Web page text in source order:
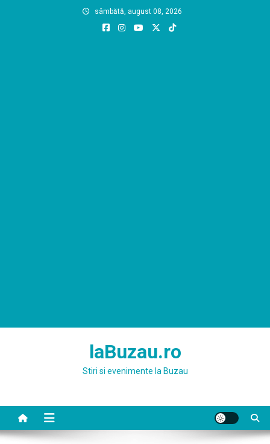
sâmbătă, august 08, 2026
laBuzau.ro
Stiri si evenimente la Buzau